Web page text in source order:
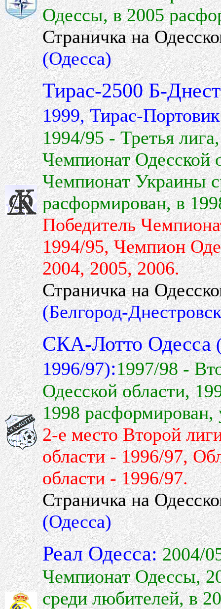
Одессы, в 2005
Страничка на
(Одесса)
Тирас-2500 Б-
1999, Тирас-
1994/95 - Третья
Чемпионат Одесской
Чемпионат Украины
расформирован, в
Победитель
1994/95, Чемпион
2004, 2005, 2006.
Страничка на
(Белгород-
СКА-Лотто Одесса
1996/97):1997/98 -
Одесской области,
1998
2-е место Второй
области - 1996/97,
области - 1996/97.
Страничка на
(Одесса)
Реал Одесса:2004/
Чемпионат Одессы,
среди любителей, в